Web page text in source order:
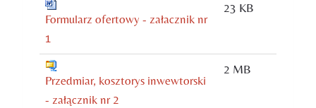
Formularz ofertowy - załacznik nr
1
23 KB
Przedmiar, kosztorys inwewtorski
- załącznik nr 2
2 MB